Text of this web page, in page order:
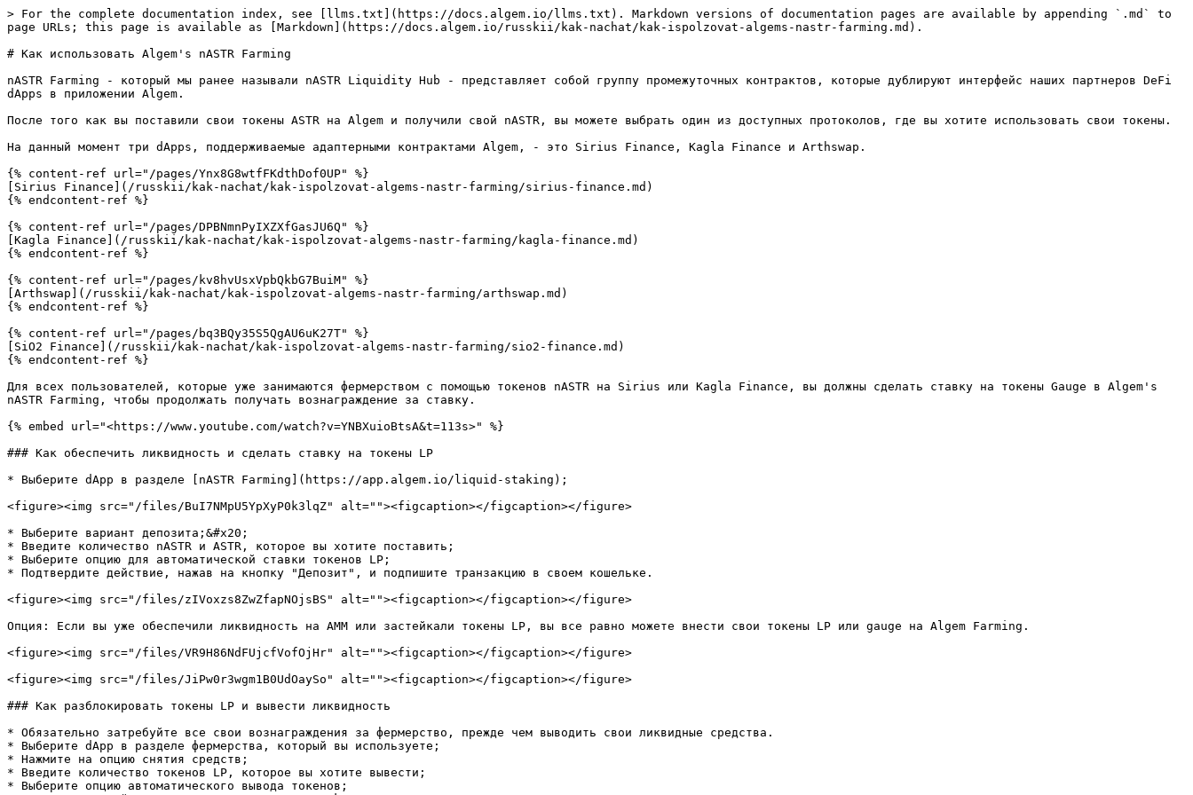
> For the complete documentation index, see [llms.txt](https://docs.algem.io/llms.txt). Markdown versions of documentation pages are available by appending `.md` to
page URLs; this page is available as [Markdown](https://docs.algem.io/russkii/kak-nachat/kak-ispolzovat-algems-nastr-farming.md).
# Как использовать Algem's nASTR Farming
nASTR Farming - который мы ранее называли nASTR Liquidity Hub - представляет собой группу промежуточных контрактов, которые дублируют интерфейс наших партнеров DeFi
dApps в приложении Algem.
После того как вы поставили свои токены ASTR на Algem и получили свой nASTR, вы можете выбрать один из доступных протоколов, где вы хотите использовать свои токены.
На данный момент три dApps, поддерживаемые адаптерными контрактами Algem, - это Sirius Finance, Kagla Finance и Arthswap.
{% content-ref url="/pages/Ynx8G8wtfFKdthDof0UP" %}
[Sirius Finance](/russkii/kak-nachat/kak-ispolzovat-algems-nastr-farming/sirius-finance.md)
{% endcontent-ref %}
{% content-ref url="/pages/DPBNmnPyIXZXfGasJU6Q" %}
[Kagla Finance](/russkii/kak-nachat/kak-ispolzovat-algems-nastr-farming/kagla-finance.md)
{% endcontent-ref %}
{% content-ref url="/pages/kv8hvUsxVpbQkbG7BuiM" %}
[Arthswap](/russkii/kak-nachat/kak-ispolzovat-algems-nastr-farming/arthswap.md)
{% endcontent-ref %}
{% content-ref url="/pages/bq3BQy35S5QgAU6uK27T" %}
[SiO2 Finance](/russkii/kak-nachat/kak-ispolzovat-algems-nastr-farming/sio2-finance.md)
{% endcontent-ref %}
Для всех пользователей, которые уже занимаются фермерством с помощью токенов nASTR на Sirius или Kagla Finance, вы должны сделать ставку на токены Gauge в Algem's
nASTR Farming, чтобы продолжать получать вознаграждение за ставку.
{% embed url="<https://www.youtube.com/watch?v=YNBXuioBtsA&t=113s>" %}
### Как обеспечить ликвидность и сделать ставку на токены LP
* Выберите dApp в разделе [nASTR Farming](https://app.algem.io/liquid-staking);
<figure><img src="/files/BuI7NMpU5YpXyP0k3lqZ" alt=""><figcaption></figcaption></figure>
* Выберите вариант депозита;&#x20;
* Введите количество nASTR и ASTR, которое вы хотите поставить;
* Выберите опцию для автоматической ставки токенов LP;
* Подтвердите действие, нажав на кнопку "Депозит", и подпишите транзакцию в своем кошельке.
<figure><img src="/files/zIVoxzs8ZwZfapNOjsBS" alt=""><figcaption></figcaption></figure>
Опция: Если вы уже обеспечили ликвидность на AMM или застейкали токены LP, вы все равно можете внести свои токены LP или gauge на Algem Farming.
<figure><img src="/files/VR9H86NdFUjcfVofOjHr" alt=""><figcaption></figcaption></figure>
<figure><img src="/files/JiPw0r3wgm1B0UdOaySo" alt=""><figcaption></figcaption></figure>
### Как разблокировать токены LP и вывести ликвидность
* Обязательно затребуйте все свои вознаграждения за фермерство, прежде чем выводить свои ликвидные средства.
* Выберите dApp в разделе фермерства, который вы используете;
* Нажмите на опцию снятия средств;
* Введите количество токенов LP, которое вы хотите вывести;
* Выберите опцию автоматического вывода токенов;